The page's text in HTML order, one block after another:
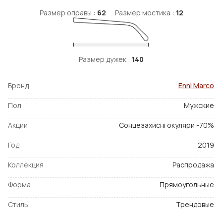
Размер оправы : 62 Размер мостика : 12
Размер дужек : 140
Бренд Enni Marco
Пол Мужские
Акции Сонцезахисні окуляри -70%
Год 2019
Коллекция Распродажа
Форма Прямоугольные
Стиль Трендовые